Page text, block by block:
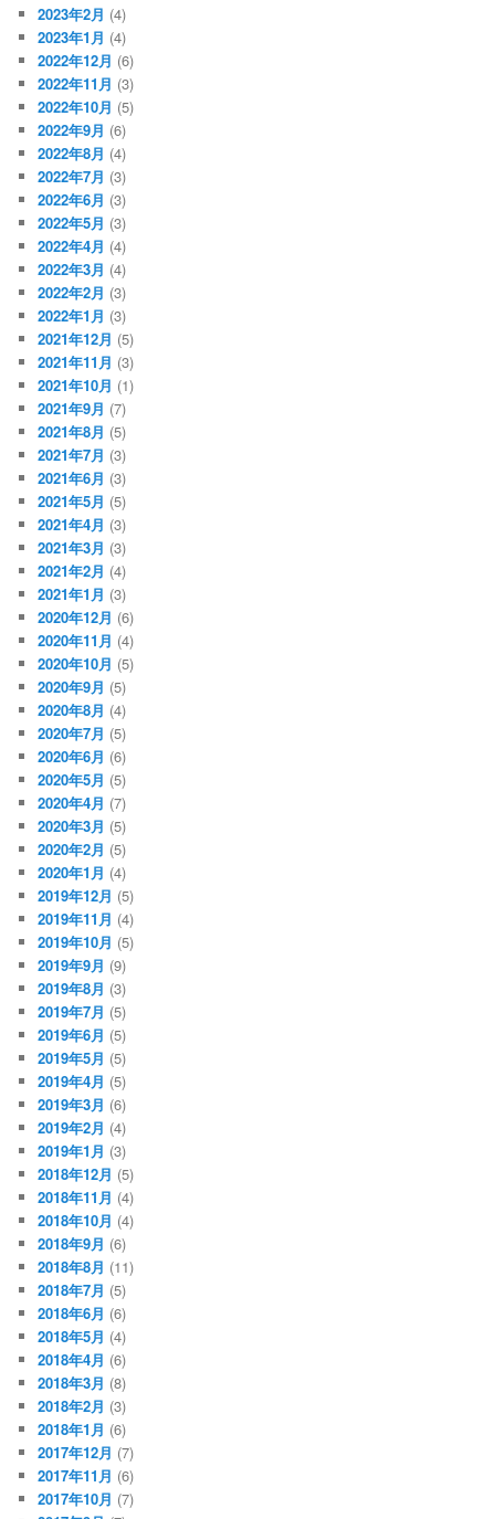
2023年2月 (4)
2023年1月 (4)
2022年12月 (6)
2022年11月 (3)
2022年10月 (5)
2022年9月 (6)
2022年8月 (4)
2022年7月 (3)
2022年6月 (3)
2022年5月 (3)
2022年4月 (4)
2022年3月 (4)
2022年2月 (3)
2022年1月 (3)
2021年12月 (5)
2021年11月 (3)
2021年10月 (1)
2021年9月 (7)
2021年8月 (5)
2021年7月 (3)
2021年6月 (3)
2021年5月 (5)
2021年4月 (3)
2021年3月 (3)
2021年2月 (4)
2021年1月 (3)
2020年12月 (6)
2020年11月 (4)
2020年10月 (5)
2020年9月 (5)
2020年8月 (4)
2020年7月 (5)
2020年6月 (6)
2020年5月 (5)
2020年4月 (7)
2020年3月 (5)
2020年2月 (5)
2020年1月 (4)
2019年12月 (5)
2019年11月 (4)
2019年10月 (5)
2019年9月 (9)
2019年8月 (3)
2019年7月 (5)
2019年6月 (5)
2019年5月 (5)
2019年4月 (5)
2019年3月 (6)
2019年2月 (4)
2019年1月 (3)
2018年12月 (5)
2018年11月 (4)
2018年10月 (4)
2018年9月 (6)
2018年8月 (11)
2018年7月 (5)
2018年6月 (6)
2018年5月 (4)
2018年4月 (6)
2018年3月 (8)
2018年2月 (3)
2018年1月 (6)
2017年12月 (7)
2017年11月 (6)
2017年10月 (7)